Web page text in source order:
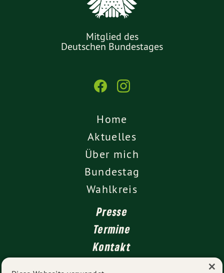
Mitglied des
Deutschen Bundestages
Home
Aktuelles
Über mich
Bundestag
Wahlkreis
Presse
Termine
Kontakt
×